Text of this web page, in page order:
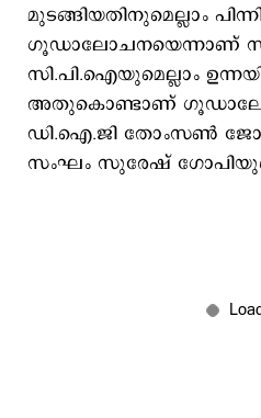
മുടങ്ങിയതിനുമെല്ലാം
ഗൂഡാലോചനയെന്നാണ്
സി.പി.ഐയുമെല്ലാം
അതുകൊണ്ടാണ്
ഡി.ഐ.ജി തോംസണ്‍
സംഘം സുരേഷ്